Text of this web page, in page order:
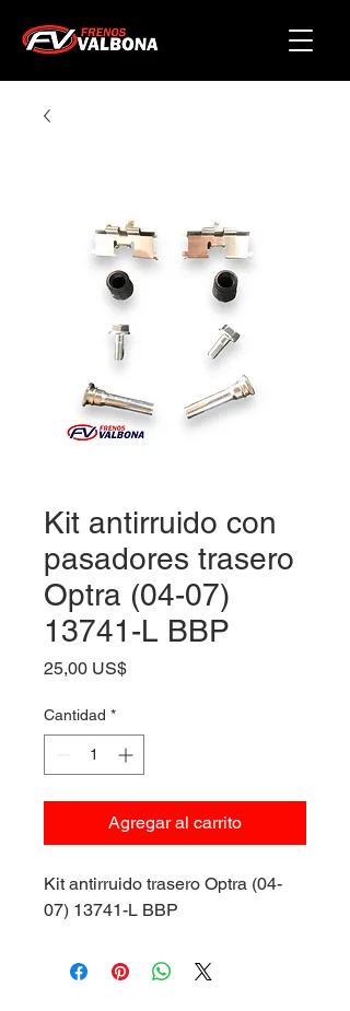
Kit antirruido con
pasadores trasero
Optra (04-07)
13741-L BBP
25,00 US$Precio
Cantidad *
Agregar al carrito
Kit antirruido trasero Optra (04-
07) 13741-L BBP